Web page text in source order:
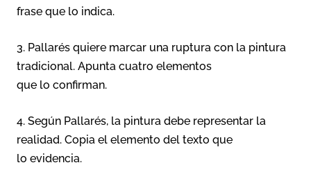
frase que lo indica.
3. Pallarés quiere marcar una ruptura con la pintura
tradicional. Apunta cuatro elementos
que lo confirman.
4. Según Pallarés, la pintura debe representar la
realidad. Copia el elemento del texto que
lo evidencia.